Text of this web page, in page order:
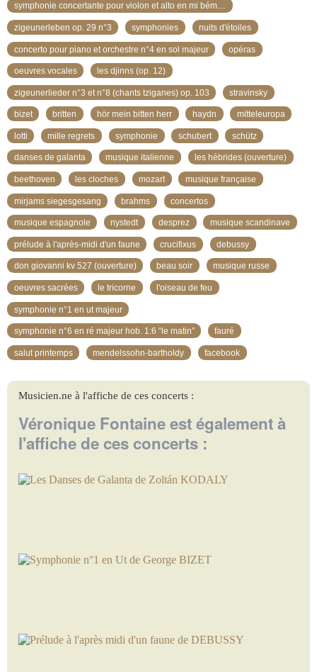
symphonie concertante pour violon et alto en mi bémol k. 364
zigeunerleben op. 29 n°3 symphonies nuits d'étoiles
concerto pour piano et orchestre n°4 en sol majeur opéras
oeuvres vocales les djinns (op. 12)
zigeunerlieder n°3 et n°8 (chants tziganes) op. 103 stravinsky
bizet britten hör mein bitten herr haydn mitteleuropa
lotti mille regrets symphonie schubert schütz
danses de galanta musique italienne les hébrides (ouverture)
beethoven les cloches mozart musique française
mirjams siegesgesang brahms concertos
musique espagnole nystedt desprez musique scandinave
prélude à l'après-midi d'un faune crucifixus debussy
don giovanni kv 527 (ouverture) beau soir musique russe
oeuvres sacrées le tricorne l'oiseau de feu
symphonie n°1 en ut majeur
symphonie n°6 en ré majeur hob. 1:6 “le matin” fauré
salut printemps mendelssohn-bartholdy facebook
Véronique Fontaine est également à
l'affiche de ces concerts :